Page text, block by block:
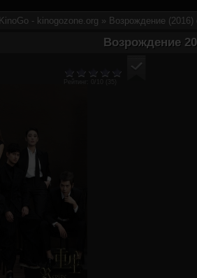
KinoGo - kinogozone.org » Возрождение (2016)
Возрождение